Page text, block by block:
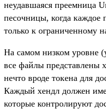
неудавшаяся преемница
песочницы, когда каждое
только к ограниченному
На самом низком уровне
все файлы представлены
нечто вроде токена для
Каждый хендл должен
которые контролируют